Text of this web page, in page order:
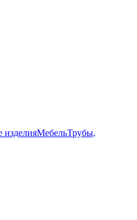
изделияМебельТрубы,